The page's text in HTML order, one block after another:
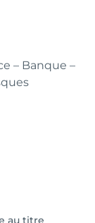
– Banque –
au titre